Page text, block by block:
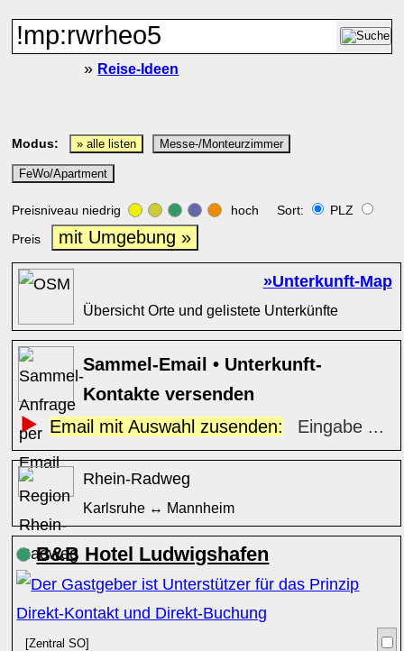
» Reise-Ideen
Modus: » alle listen Messe-/Monteurzimmer
FeWo/Apartment
Preisniveau niedrig hoch Sort:
PLZ
Preis
mit Umgebung »
»Unterkunft-Map
Übersicht Orte und gelistete Unterkünfte
Sammel-Email • Unterkunft-
Kontakte versenden
Email mit Auswahl zusenden:
Eingabe ...
Rhein-Radweg
Karlsruhe ↔ Mannheim
B&B Hotel Ludwigshafen
[Zentral SO]